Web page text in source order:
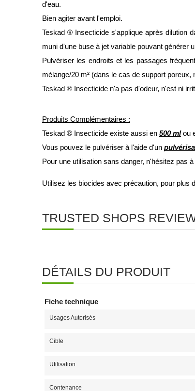
d'eau.
Bien agiter avant l'emploi.
Teskad ® Insecticide s'applique après dilution
muni d'une buse à jet variable pouvant générer
Pulvériser les endroits et les passages
mélange/20 m² (dans le cas de support
Teskad ® Insecticide n'a pas d'odeur, n'est ni
Produits Complémentaires :
Teskad ® Insecticide existe aussi en 500 ml ou
Vous pouvez le pulvériser à l'aide d'un
Pour une utilisation sans danger, n'hésitez pas
Utilisez les biocides avec précaution, pour plus
TRUSTED SHOPS
DÉTAILS DU PRODUIT
Fiche technique
Usages Autorisés
Cible
Utilisation
Contenance